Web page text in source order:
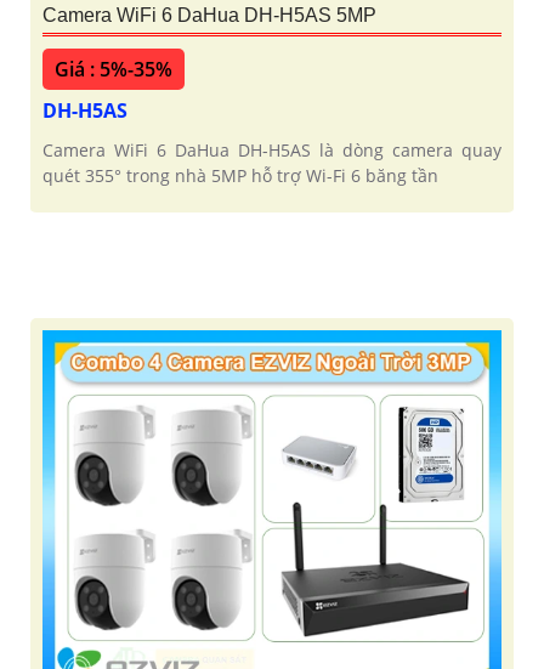
Camera WiFi 6 DaHua DH-H5AS 5MP
Giá : 5%-35%
DH-H5AS
Camera WiFi 6 DaHua DH-H5AS là dòng camera quay
quét 355° trong nhà 5MP hỗ trợ Wi-Fi 6 băng tần